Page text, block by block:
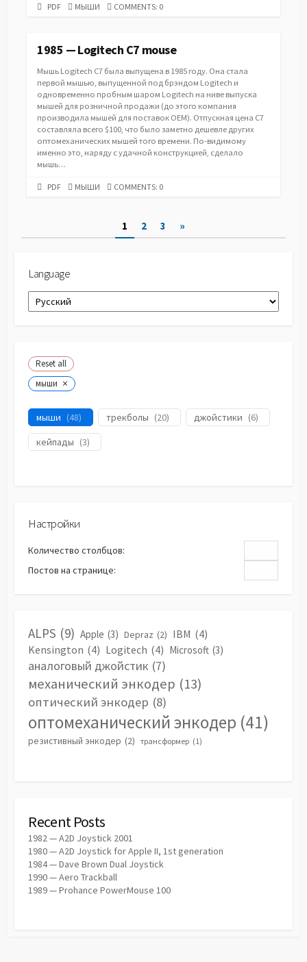
PDF
PDF CATEGORIES
МЫШИ COMMENTS: 0
1985 — Logitech C7 mouse
Мышь Logitech C7 была выпущена в 1985 году. Она стала
первой мышью, выпущенной под брэндом Logitech и
одновременно пробным шаром Logitech на ниве выпуска
мышей для розничной продажи (до этого компания
производила мышей для поставок ОЕМ). Отпускная цена C7
составляла всего $100, что было заметно дешевле других
оптомеханических мышей того времени. По-видимому
именно это, наряду с удачной конструкцией, сделало
мышь…
PDF
PDF CATEGORIES
МЫШИ COMMENTS: 0
записей
1 2 3 »
Language
Language
Reset all
мыши ×
мыши (48) трекболы (20) джойстики (6)
кейпады (3)
Настройки
Количество столбцов:
Постов на странице:
ALPS (9) Apple (3) Depraz (2) IBM (4)
Kensington (4) Logitech (4) Microsoft (3)
аналоговый джойстик (7)
механический энкодер (13)
оптический энкодер (8)
оптомеханический энкодер (41)
резистивный энкодер (2) трансформер (1)
Recent Posts
1982 — A2D Joystick 2001
1980 — A2D Joystick for Apple II, 1st generation
1984 — Dave Brown Dual Joystick
1990 — Aero Trackball
1989 — Prohance PowerMouse 100